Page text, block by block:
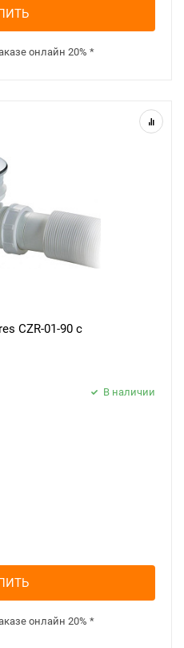
онлайн 20% *
CZR-01-90 с
В наличии
онлайн 20% *